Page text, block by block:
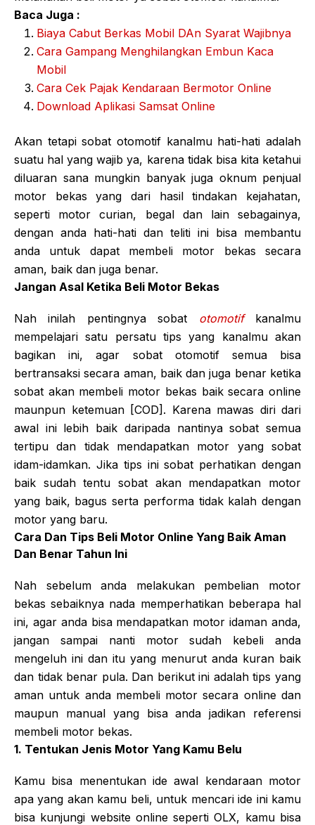
Baca Juga :
Biaya Cabut Berkas Mobil DAn Syarat Wajibnya
Cara Gampang Menghilangkan Embun Kaca
Mobil
Cara Cek Pajak Kendaraan Bermotor Online
Download Aplikasi Samsat Online
Akan tetapi sobat otomotif kanalmu hati-hati adalah
suatu hal yang wajib ya, karena tidak bisa kita ketahui
diluaran sana mungkin banyak juga oknum penjual
motor bekas yang dari hasil tindakan kejahatan,
seperti motor curian, begal dan lain sebagainya,
dengan anda hati-hati dan teliti ini bisa membantu
anda untuk dapat membeli motor bekas secara
aman, baik dan juga benar.
Jangan Asal Ketika Beli Motor Bekas
Nah inilah pentingnya sobat otomotifkanalmu
mempelajari satu persatu tips yang kanalmu akan
bagikan ini, agar sobat otomotif semua bisa
bertransaksi secara aman, baik dan juga benar ketika
sobat akan membeli motor bekas baik secara online
maunpun ketemuan [COD]. Karena mawas diri dari
awal ini lebih baik daripada nantinya sobat semua
tertipu dan tidak mendapatkan motor yang sobat
idam-idamkan. Jika tips ini sobat perhatikan dengan
baik sudah tentu sobat akan mendapatkan motor
yang baik, bagus serta performa tidak kalah dengan
motor yang baru.
Cara Dan Tips Beli Motor Online Yang Baik Aman
Dan Benar Tahun Ini
Nah sebelum anda melakukan pembelian motor
bekas sebaiknya nada memperhatikan beberapa hal
ini, agar anda bisa mendapatkan motor idaman anda,
jangan sampai nanti motor sudah kebeli anda
mengeluh ini dan itu yang menurut anda kuran baik
dan tidak benar pula. Dan berikut ini adalah tips yang
aman untuk anda membeli motor secara online dan
maupun manual yang bisa anda jadikan referensi
membeli motor bekas.
1. Tentukan Jenis Motor Yang Kamu Belu
Kamu bisa menentukan ide awal kendaraan motor
apa yang akan kamu beli, untuk mencari ide ini kamu
bisa kunjungi website online seperti OLX, kamu bisa